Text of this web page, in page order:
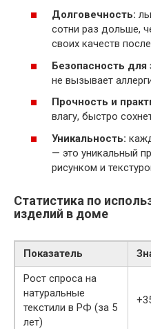
Долговечность:
сотни раз дольше,
своих качеств
Безопасность для
не вызывает
Прочность и
влагу, быстро
Уникальность:
— это уникальный
рисунком и
Статистика по
изделий в доме
Показатель
Рост спроса на
натуральные
текстили в РФ (за 5
лет)